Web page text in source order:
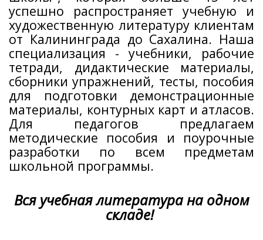
успешно распространяет учебную и
художественную литературу клиентам
от Калининграда до Сахалина. Наша
специализация - учебники, рабочие
тетради, дидактические материалы,
сборники упражнений, тесты, пособия
для подготовки демонстрационные
материалы, контурных карт и атласов.
Для педагогов предлагаем
методические пособия и поурочные
разработки по всем предметам
школьной программы.
Вся учебная литература на одном
складе!